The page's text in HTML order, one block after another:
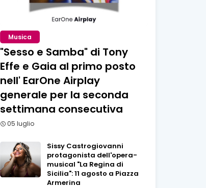
Musica
"Sesso e Samba" di Tony
Effe e Gaia al primo posto
nell' EarOne Airplay
generale per la seconda
settimana consecutiva
05 luglio
Sissy Castrogiovanni
protagonista dell'opera-
musical "La Regina di
Sicilia": 11 agosto a Piazza
Armerina